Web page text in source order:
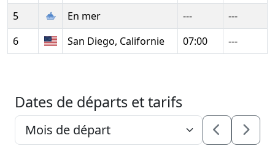
5 En mer ---
---
6
San Diego, Californie 07:00 ---
Dates de départs et tarifs